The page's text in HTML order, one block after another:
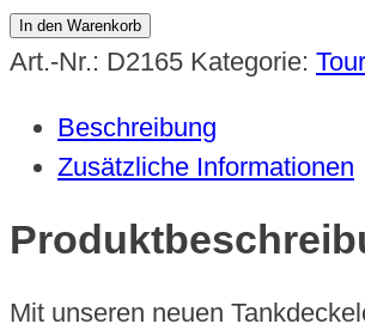
+
Tankanzeigencover
King
Special
ab
Bj.
2018
In den Warenkorb
Art.-Nr.: D2165 Kategorie:
Beschreibung
Zusätzliche Informationen
Mit unseren neuen